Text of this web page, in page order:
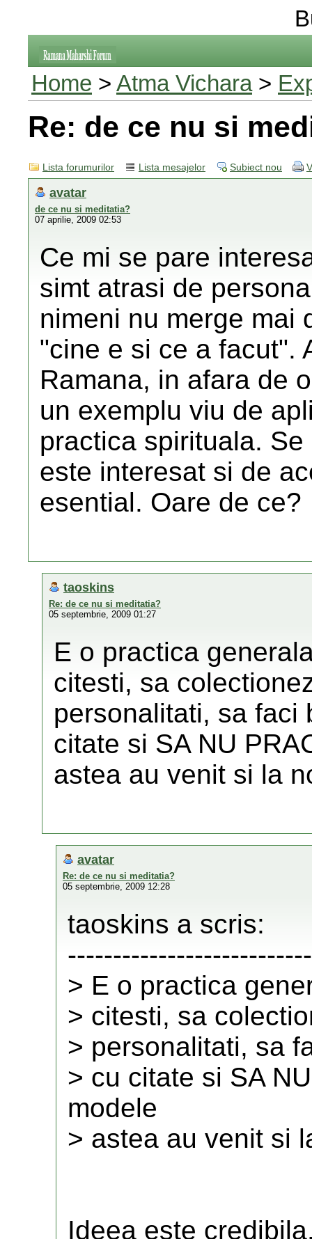
Home > Atma Vichara>
Re: de ce nu si
Lista forumurilor Lista mesajelor Subiect nou
avatar
de ce nu si meditatia?
07 aprilie, 2009 02:53
Ce mi se pare
simt atrasi de
nimeni nu merge mai
"cine e si ce a facut".
Ramana, in afara de
un exemplu viu de
practica spirituala.
este interesat si de
esential. Oare de ce?
taoskins
Re: de ce nu si meditatia?
05 septembrie, 2009 01:27
E o practica
citesti, sa
personalitati, sa faci
citate si SA NU
astea au venit si la
avatar
Re: de ce nu si meditatia?
05 septembrie, 2009 12:28
taoskins a scris:
> E o practica
> citesti, sa
> personalitati, sa
> cu citate si SA
modele
> astea au venit si
Ideea este